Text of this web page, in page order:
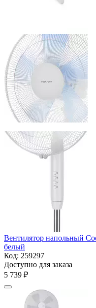
Вентилятор напольный
белый
Код: 259297
Доступно для заказа
5 739 ₽